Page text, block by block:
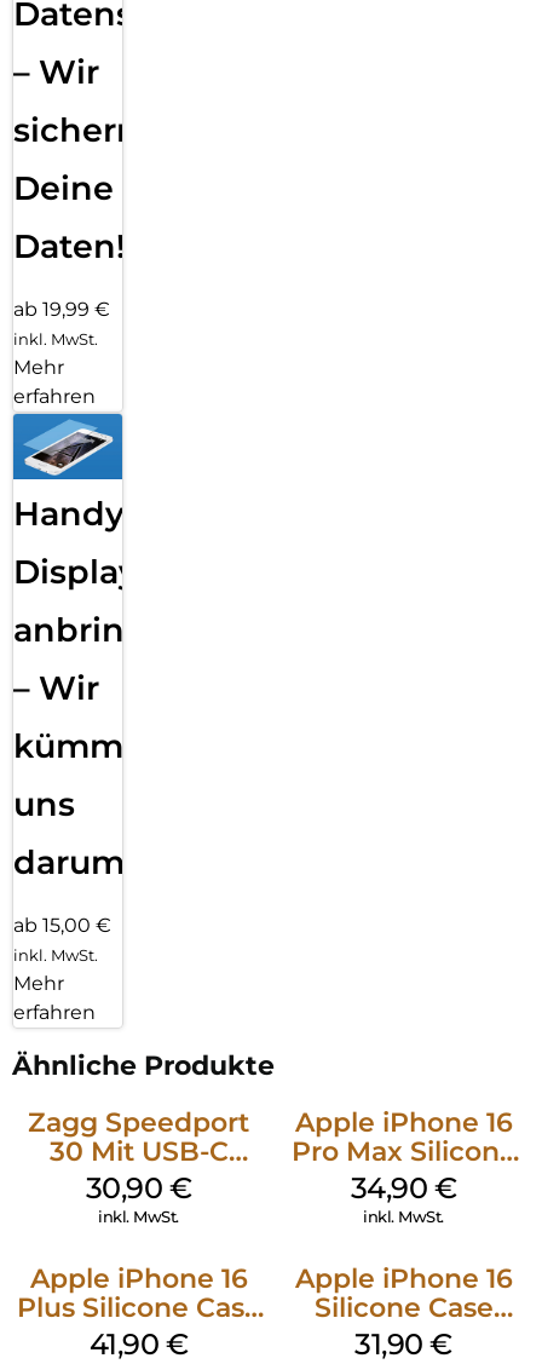
Datensicherung
– Wir
sichern
Deine
Daten!
ab 19,99 €
inkl. MwSt.
Mehr
erfahren
Handy
Displayfolie
anbringen
– Wir
kümmern
uns
darum!
ab 15,00 €
inkl. MwSt.
Mehr
erfahren
Ähnliche Produkte
Zagg Speedport
30 Mit USB-C
Kabel Weiß
30,90 €
inkl. MwSt.
Apple iPhone 16
Pro Max Silicone
Case MagSafe
Denim
34,90 €
inkl. MwSt.
Apple iPhone 16
Plus Silicone Case
MagSafe Stone
41,90 €
Apple iPhone 16
Silicone Case
MagSafe Fuchsia
31,90€